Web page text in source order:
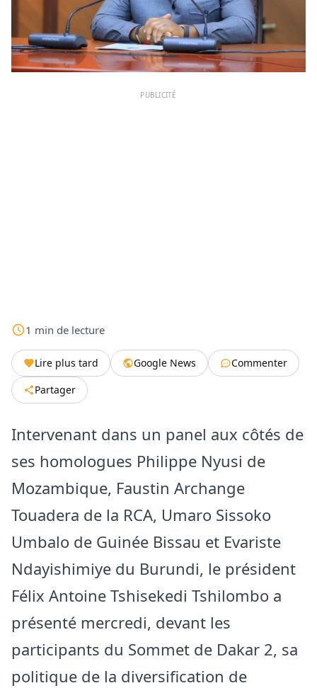
PUBLICITÉ
1 min de lecture
Lire plus tard Google News
Commenter
Partager
Intervenant dans un panel aux côtés de
ses homologues Philippe Nyusi de
Mozambique, Faustin Archange
Touadera de la RCA, Umaro Sissoko
Umbalo de Guinée Bissau et Evariste
Ndayishimiye du Burundi, le président
Félix Antoine Tshisekedi Tshilombo a
présenté mercredi, devant les
participants du Sommet de Dakar 2, sa
politique de la diversification de